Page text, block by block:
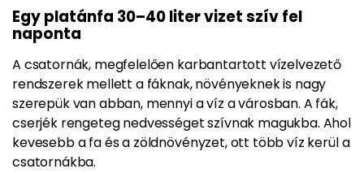
Egy platánfa 30–40 liter vizet szív fel
naponta
A csatornák, megfelelően karbantartott vízelvezető
rendszerek mellett a fáknak, növényeknek is nagy
szerepük van abban, mennyi a víz a városban. A fák,
cserjék rengeteg nedvességet szívnak magukba. Ahol
kevesebb a fa és a zöldnövényzet, ott több víz kerül a
csatornákba.